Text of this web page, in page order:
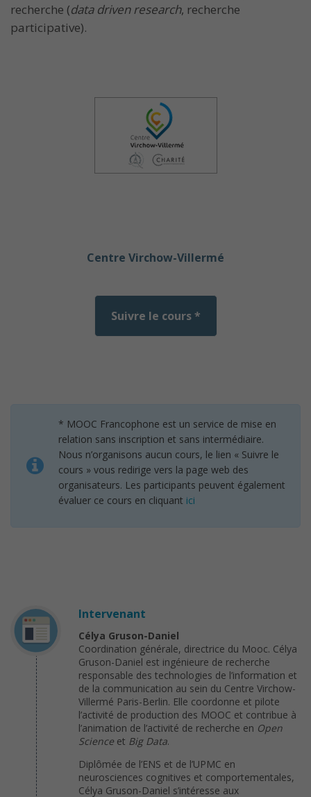
recherche (data driven research, recherche
participative).
Centre Virchow-Villermé
Suivre le cours *
* MOOC Francophone est un service de mise en
relation sans inscription et sans intermédiaire.
Nous n’organisons aucun cours, le lien « Suivre le
cours » vous redirige vers la page web des
organisateurs. Les participants peuvent également
évaluer ce cours en cliquant ici
Intervenant
Célya Gruson-Daniel
Coordination générale, directrice du Mooc. Célya
Gruson-Daniel est ingénieure de recherche
responsable des technologies de l’information et
de la communication au sein du Centre Virchow-
Villermé Paris-Berlin. Elle coordonne et pilote
l’activité de production des MOOC et contribue à
l’animation de l’activité de recherche en Open
Science et Big Data.
Diplômée de l’ENS et de l’UPMC en
neurosciences cognitives et comportementales,
Célya Gruson-Daniel s’intéresse aux